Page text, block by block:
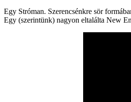
Egy Stróman. Szerencsénkre sör
Egy (szerintünk) nagyon eltalálta New